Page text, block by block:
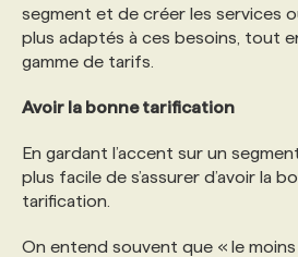
segment et de créer les services
plus adaptés à ces besoins, tout
gamme de tarifs.
Avoir la bonne tarification
En gardant l’accent sur un
plus facile de s’assurer d’avoir la
tarification.
On entend souvent que « le